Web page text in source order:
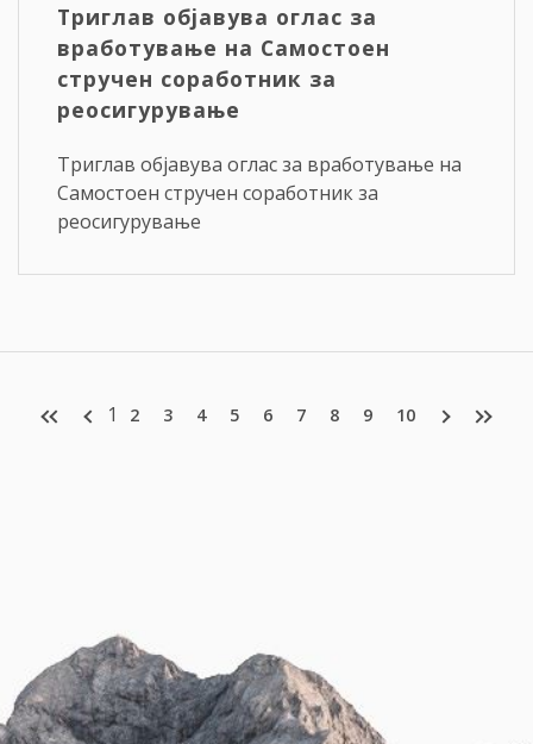
Триглав објавува оглас за
вработување на Самостоен
стручен соработник за
реосигурување
Триглав објавува оглас за вработување на
Самостоен стручен соработник за
реосигурување
1 2 3 4 5 6 7 8 9 10